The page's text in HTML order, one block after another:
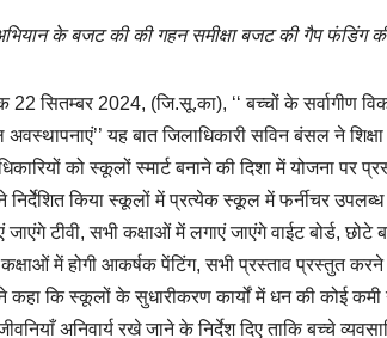
के बजट की की गहन समीक्षा बजट की गैप फंडिंग
22 सितम्बर 2024, (जि.सू.का), ‘‘ बच्चों के
यह बात जिलाधिकारी सविन बंसल ने
को स्कूलों स्मार्ट बनाने की दिशा में योजना पर
निर्देेशित किया स्कूलों में प्रत्येक स्कूल में फर्नीचर
टीवी, सभी कक्षाओं में लगाएं जाएंगे वाईट बोर्ड,
कक्षाओं में होगी आकर्षक पेंटिंग, सभी प्रस्ताव प्रस्तुत करने
ने कहा कि स्कूलों के सुधारीकरण कार्यों में धन की कोई
अनिवार्य रखे जाने के निर्देश दिए ताकि बच्चे